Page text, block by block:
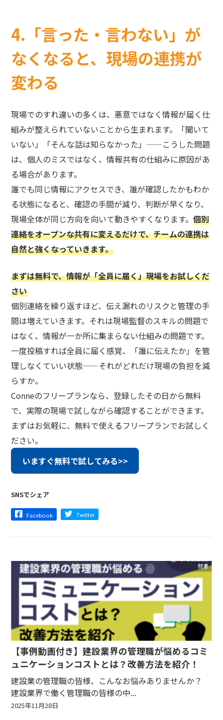
4.「言った・言わない」が
なくなると、現場の連携が
変わる
現場でのすれ違いの多くは、悪意ではなく情報が届く仕
組みが整えられていないことから生まれます。「聞いて
いない」「そんな話は知らなかった」——こうした問題
は、個人のミスではなく、情報共有の仕組みに原因があ
る場合があります。
誰でも同じ情報にアクセスでき、誰が確認したかもわか
る状態になると、確認の手間が減り、判断が早くなり、
現場全体が同じ方向を向いて動きやすくなります。個別
連絡をオープンな共有に変えるだけで、チームの連携は
自然と強くなっていきます。
まずは無料で、情報が「全員に届く」現場をお試しくだ
さい
個別連絡を繰り返すほど、伝え漏れのリスクと管理の手
間は増えていきます。それは現場監督のスキルの問題で
はなく、情報が一か所に集まらない仕組みの問題です。
一度投稿すれば全員に届く感覚、「誰に伝えたか」を管
理しなくていい状態——それがどれだけ現場の負担を減
らすか。
Conneのフリープランなら、登録したその日から無料
で、実際の現場で試しながら確認することができます。
まずはお気軽に、無料で使えるフリープランでお試しく
ださい。
いますぐ無料で試してみる>>
SNSでシェア
Facebook Twitter
【事例動画付き】建設業界の管理職が悩めるコミ
ュニケーションコストとは？改善方法を紹介！
建設業の管理職の皆様、こんなお悩みありませんか？
建設業界で働く管理職の皆様の中...
2025年11月28日